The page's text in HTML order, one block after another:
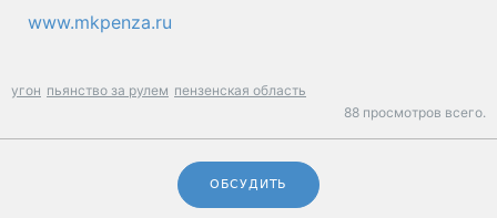
www.mkpenza.ru
угон пьянство за рулем пензенская область
88 просмотров всего.
ОБСУДИТЬ